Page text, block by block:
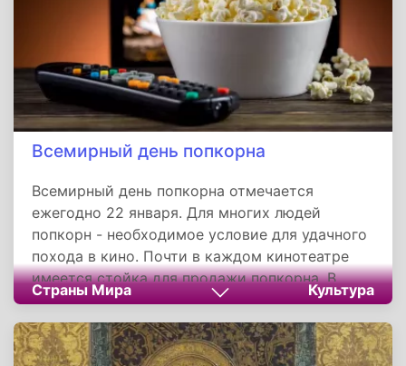
Всемирный день попкорна
Всемирный день попкорна отмечается
ежегодно 22 января. Для многих людей
попкорн - необходимое условие для удачного
похода в кино. Почти в каждом кинотеатре
имеется стойка для продажи попкорна. В
Северной Америке и Европе попкорн является
традиционной закуской в кинотеатрах, и
продается там начиная с 1912 года.
Страны Мира Культура